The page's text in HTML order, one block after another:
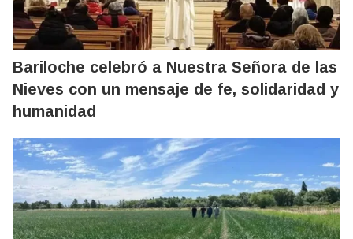
Bariloche celebró a Nuestra Señora de las
Nieves con un mensaje de fe, solidaridad y
humanidad